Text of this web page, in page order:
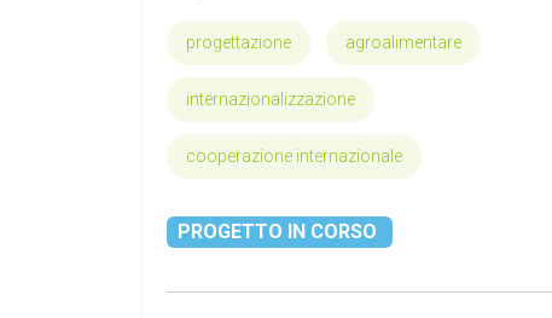
progettazione agroalimentare
internazionalizzazione
cooperazione internazionale
PROGETTO IN CORSO